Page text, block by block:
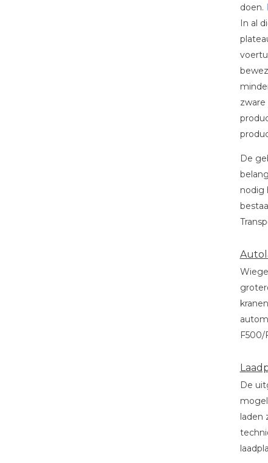
doen.
In al
De
nodig
F500/
De
laden